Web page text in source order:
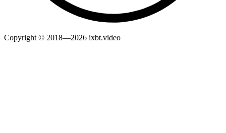
Copyright © 2018—2026 ixbt.video